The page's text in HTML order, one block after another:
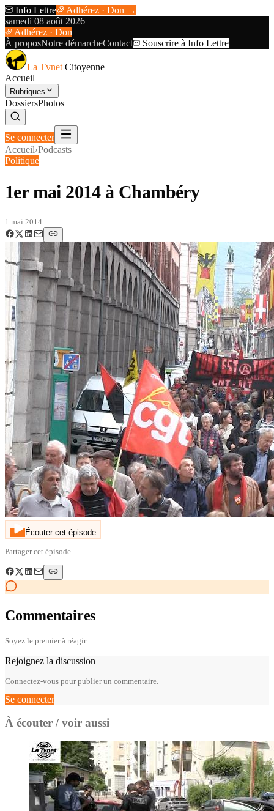
Info Lettre
Adhérez · Don →
samedi 08 août 2026
Adhérez · Don
À proposNotre démarcheContact Souscrire à Info Lettre
La Tvnet Citoyenne
Accueil
Rubriques
DossiersPhotos
Se connecter
Accueil›Podcasts
Politique
1er mai 2014 à Chambéry
1 mai 2014
Écouter cet épisode
Partager cet épisode
Commentaires
Soyez le premier à réagir.
Rejoignez la discussion
Connectez-vous pour publier un commentaire.
Se connecter
À écouter / voir aussi